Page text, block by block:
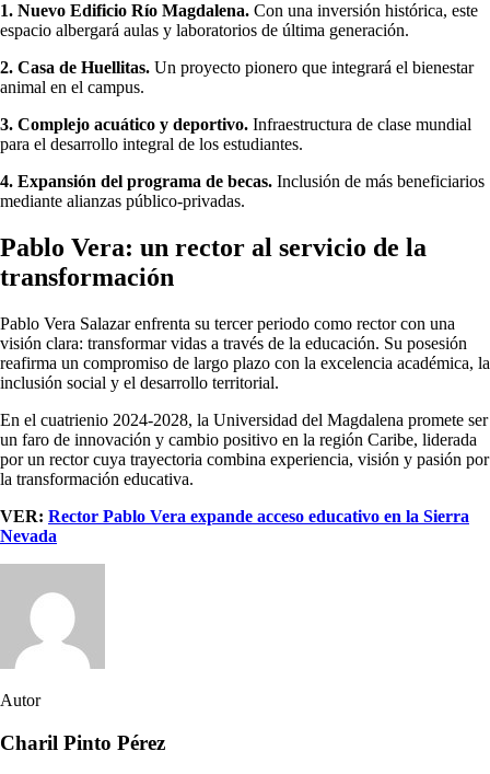
1. Nuevo Edificio Río Magdalena. Con una inversión histórica, este
espacio albergará aulas y laboratorios de última generación.
2. Casa de Huellitas. Un proyecto pionero que integrará el bienestar
animal en el campus.
3. Complejo acuático y deportivo. Infraestructura de clase mundial
para el desarrollo integral de los estudiantes.
4. Expansión del programa de becas. Inclusión de más beneficiarios
mediante alianzas público-privadas.
Pablo Vera: un rector al servicio de la
transformación
Pablo Vera Salazar enfrenta su tercer periodo como rector con una
visión clara: transformar vidas a través de la educación. Su posesión
reafirma un compromiso de largo plazo con la excelencia académica, la
inclusión social y el desarrollo territorial.
En el cuatrienio 2024-2028, la Universidad del Magdalena promete ser
un faro de innovación y cambio positivo en la región Caribe, liderada
por un rector cuya trayectoria combina experiencia, visión y pasión por
la transformación educativa.
VER: Rector Pablo Vera expande acceso educativo en la Sierra
Nevada
Autor
Charil Pinto Pérez